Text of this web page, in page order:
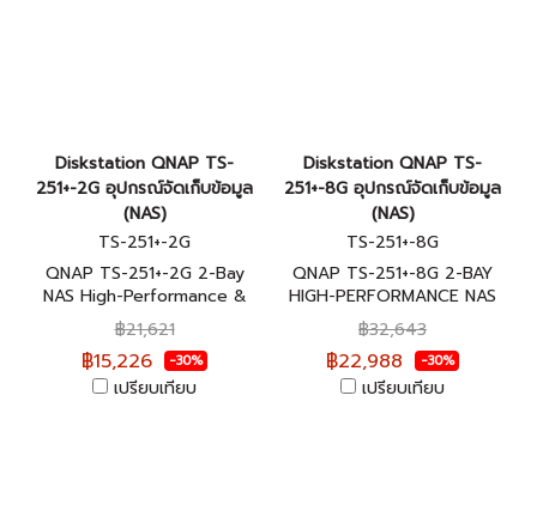
Diskstation QNAP TS-
251+-2G อุปกรณ์จัดเก็บข้อมูล
(NAS)
TS-251+-2G
QNAP TS-251+-2G 2-Bay
NAS High-Performance &
Scalable Storage Solution
อุปกรณ์จัดเก็บข้อมูลบนเครือ
ข่าย ประกันศูนย์ 2 ปี
฿21,621
฿15,226 -30%
เปรียบเทียบ
Diskstation QNAP TS-
251+-8G อุปกรณ์จัดเก็บข้อมูล
(NAS)
TS-251+-8G
QNAP TS-251+-8G 2-BAY
HIGH-PERFORMANCE NAS
อุปกรณ์จัดเก็บข้อมูลบนเครือ
ข่าย ประกันศูนย์ 2 ปี
฿32,643
฿22,988 -30%
เปรียบเทียบ